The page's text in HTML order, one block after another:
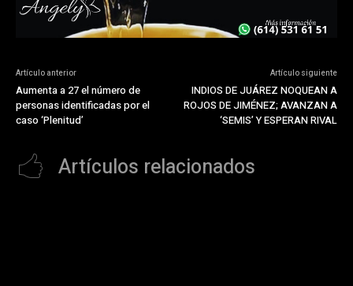
Artículo anterior
Aumenta a 27 el número de
personas identificadas por el
caso ‘Plenitud’
Artículo siguiente
INDIOS DE JUÁREZ NOQUEAN A
ROJOS DE JIMÉNEZ; AVANZAN A
‘SEMIS’ Y ESPERAN RIVAL
Artículos relacionados